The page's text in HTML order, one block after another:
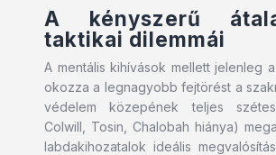
A kényszerű
taktikai dilemmái
A mentális kihívások mellett jelenleg
okozza a legnagyobb fejtörést a
védelem közepének teljes
Colwill, Tosin, Chalobah hiánya)
labdakihozatalok ideális